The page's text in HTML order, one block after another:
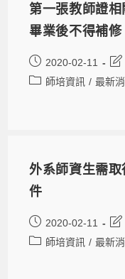
第一張教師證相
畢業後不得補修
2020-02-11
師培資訊 / 最新
外系師資生需
件
2020-02-11
師培資訊 / 最新